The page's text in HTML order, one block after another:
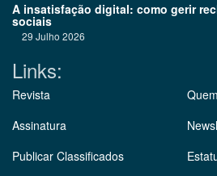
A insatisfação digital: como gerir
sociais
29 Julho 2026
Links:
Revista
Assinatura
Publicar Classificados